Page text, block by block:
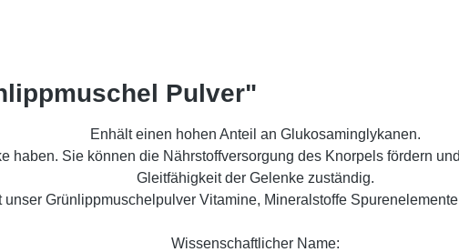
Pulver"
Enhält einen hohen Anteil an Glukosaminglykanen.
haben. Sie können die Nährstoffversorgung des Knorpels fördern
Gleitfähigkeit der Gelenke zuständig.
unser Grünlippmuschelpulver Vitamine, Mineralstoffe
Wissenschaftlicher Name: